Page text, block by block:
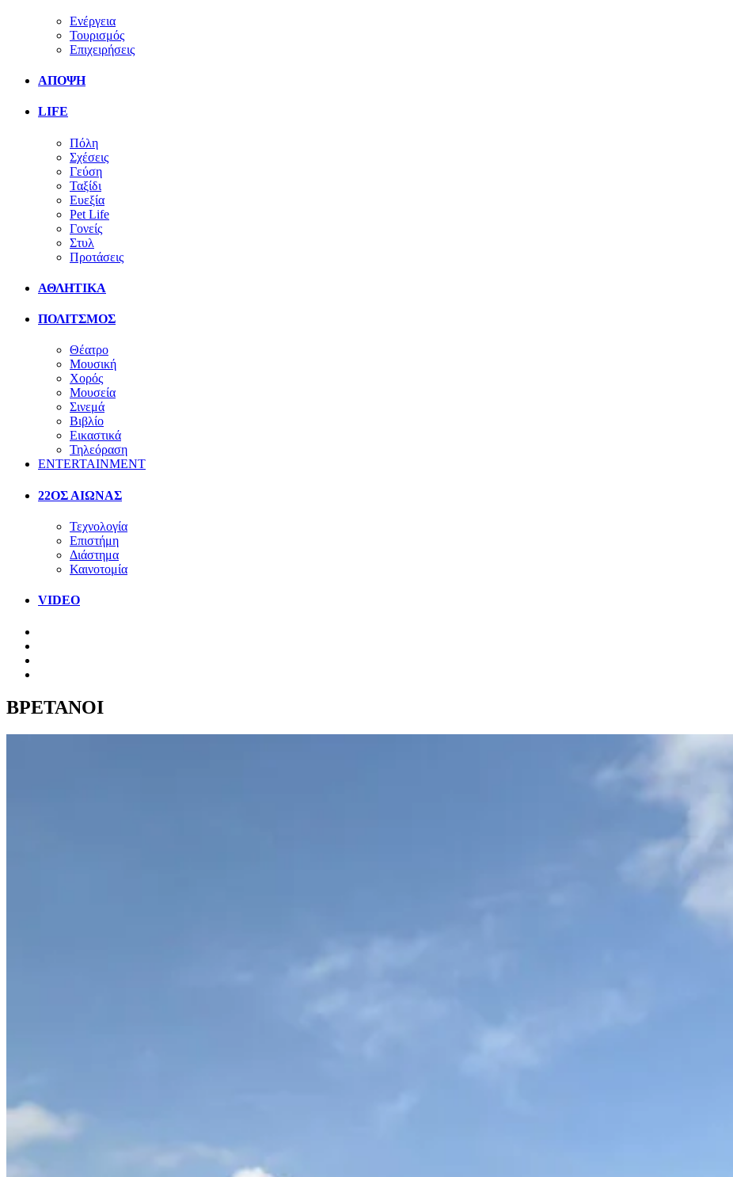
Ενέργεια
Τουρισμός
Επιχειρήσεις
ΑΠΟΨΗ
LIFE
Πόλη
Σχέσεις
Γεύση
Ταξίδι
Ευεξία
Pet Life
Γονείς
Στυλ
Προτάσεις
ΑΘΛΗΤΙΚΑ
ΠΟΛΙΤΣΜΟΣ
Θέατρο
Μουσική
Χορός
Μουσεία
Σινεμά
Βιβλίο
Εικαστικά
Τηλεόραση
ENTERTAINMENT
22ΟΣ ΑΙΩΝΑΣ
Τεχνολογία
Επιστήμη
Διάστημα
Καινοτομία
VIDEO
ΒΡΕΤΑΝΟΙ